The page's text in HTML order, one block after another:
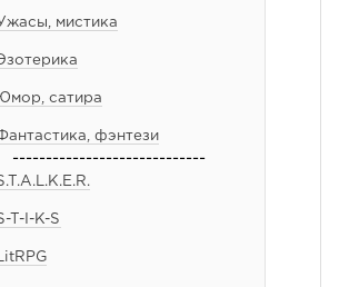
мистика
сатира
фэнтези
-----------------------------
T-I-K-S
LitRPG